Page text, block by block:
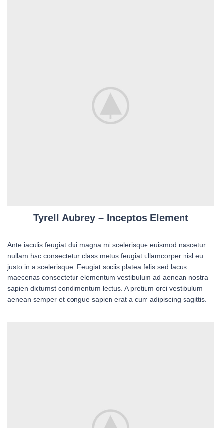
Tyrell Aubrey – Inceptos Element
Ante iaculis feugiat dui magna mi scelerisque euismod nascetur
nullam hac consectetur class metus feugiat ullamcorper nisl eu
justo in a scelerisque. Feugiat sociis platea felis sed lacus
maecenas consectetur elementum vestibulum ad aenean nostra
sapien dictumst condimentum lectus. A pretium orci vestibulum
aenean semper et congue sapien erat a cum adipiscing sagittis.